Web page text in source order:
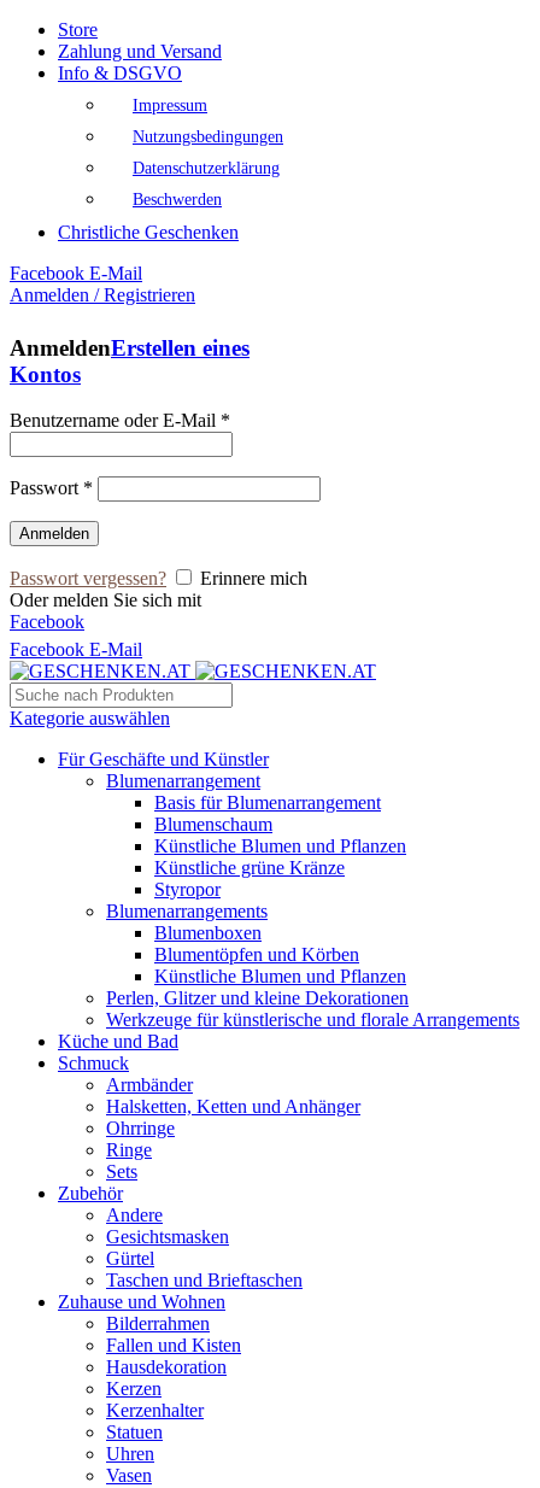
Store
Zahlung und Versand
Info & DSGVO
Impressum
Nutzungsbedingungen
Datenschutzerklärung
Beschwerden
Christliche Geschenken
Facebook E-Mail
Anmelden / Registrieren
AnmeldenErstellen eines
Kontos
Benutzername oder E-Mail *
Passwort *
Anmelden
Passwort vergessen?
Erinnere mich
Oder melden Sie sich mit
Facebook
Facebook E-Mail
Kategorie auswählen
Für Geschäfte und Künstler
Blumenarrangement
Basis für Blumenarrangement
Blumenschaum
Künstliche Blumen und Pflanzen
Künstliche grüne Kränze
Styropor
Blumenarrangements
Blumenboxen
Blumentöpfen und Körben
Künstliche Blumen und Pflanzen
Perlen, Glitzer und kleine Dekorationen
Werkzeuge für künstlerische und florale Arrangements
Küche und Bad
Schmuck
Armbänder
Halsketten, Ketten und Anhänger
Ohrringe
Ringe
Sets
Zubehör
Andere
Gesichtsmasken
Gürtel
Taschen und Brieftaschen
Zuhause und Wohnen
Bilderrahmen
Fallen und Kisten
Hausdekoration
Kerzen
Kerzenhalter
Statuen
Uhren
Vasen